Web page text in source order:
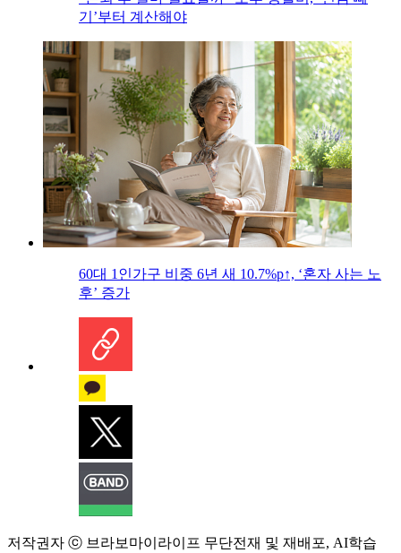
기’부터 계산해야
60대 1인가구 비중 6년 새 10.7%p↑, ‘혼자 사는 노
후’ 증가
저작권자 ⓒ 브라보마이라이프 무단전재 및 재배포, AI학습